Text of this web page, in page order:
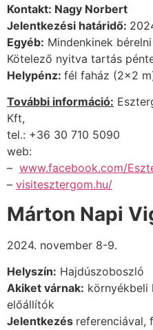
Kontakt: Nagy Norbert
Jelentkezési határidő:
Egyéb: Mindenkinek
Kötelező nyitva tartás
Helypénz: fél faház (2×2
További információ:
Kft,
tel.: +36 30 710 5090
web:
– www.facebook.com/
– visitesztergom.hu/
Márton Napi
2024. november 8-9.
Helyszín: Hajdúszoboszló
Akiket várnak: környékbeli
előállítók
Jelentkezés referenciával,